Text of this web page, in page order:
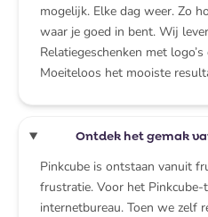
mogelijk. Elke dag weer. Zo
waar je goed in bent. Wij
Relatiegeschenken met
Moeiteloos het mooiste
Ontdek het gemak
Pinkcube is ontstaan vanuit
frustratie. Voor het
internetbureau. Toen we zelf